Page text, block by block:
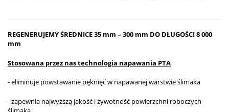
REGENERUJEMY ŚREDNICE 35 mm – 300 mm DO DŁUGOŚCI 8 000
mm
Stosowana przez nas technologia napawania PTA
- eliminuje powstawanie pęknięć w napawanej warstwie ślimaka
- zapewnia najwyższą jakość i żywotność powierzchni roboczych